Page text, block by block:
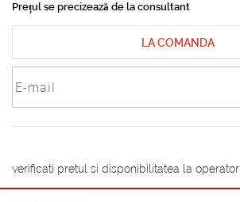
Prețul se precizează de la consultant
LA COMANDA
verificati pretul si disponibilitatea la operator